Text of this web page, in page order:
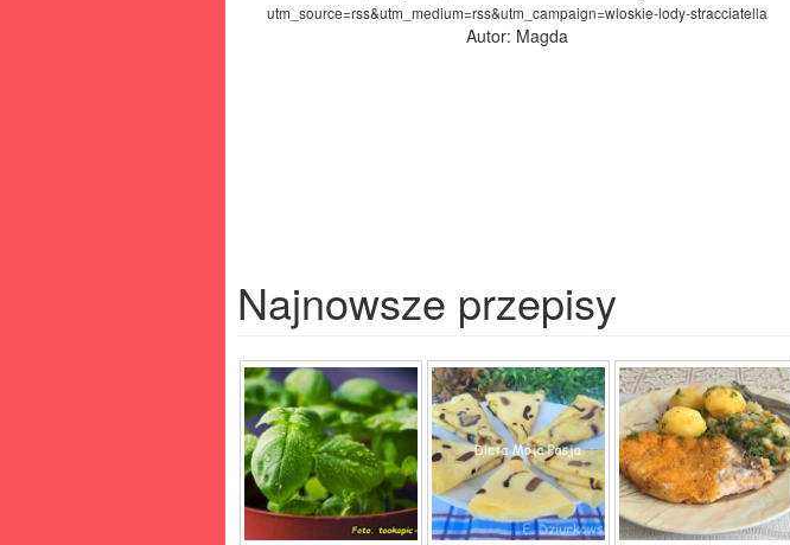
utm_source=rss&utm_medium=rss&utm_campaign=wloskie-lody-stracciatella
Autor: Magda
Najnowsze przepisy